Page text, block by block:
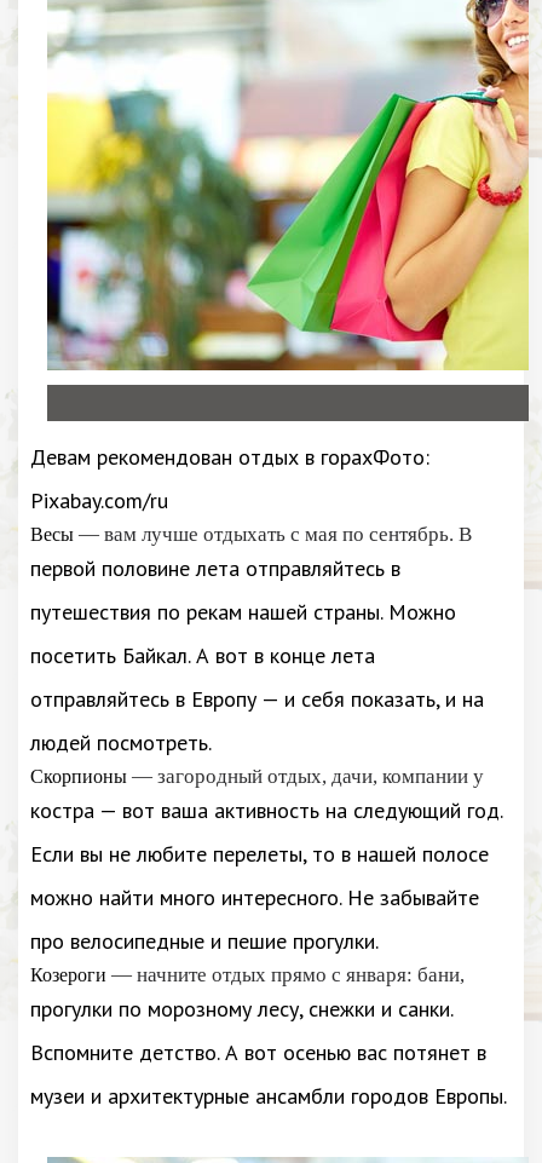
Девам рекомендован отдых в горахФото:
Pixabay.com/ru
Весы — вам лучше отдыхать с мая по сентябрь. В
первой половине лета отправляйтесь в
путешествия по рекам нашей страны. Можно
посетить Байкал. А вот в конце лета
отправляйтесь в Европу — и себя показать, и на
людей посмотреть.
Скорпионы — загородный отдых, дачи, компании у
костра — вот ваша активность на следующий год.
Если вы не любите перелеты, то в нашей полосе
можно найти много интересного. Не забывайте
про велосипедные и пешие прогулки.
Козероги — начните отдых прямо с января: бани,
прогулки по морозному лесу, снежки и санки.
Вспомните детство. А вот осенью вас потянет в
музеи и архитектурные ансамбли городов Европы.